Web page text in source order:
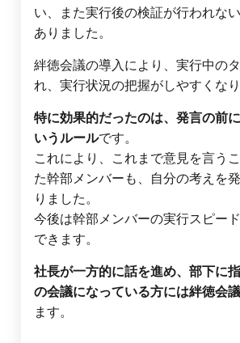
い、また実行後の検証が行われな
ありました。
絆徳会議の導入により、実行中の
れ、実行状況の把握がしやすくなり
特に効果的だったのは、発言の前
いうルールです。
これにより、これまで意見を言う
た幹部メンバーも、自分の考えを
りました。
今後は幹部メンバーの実行スピー
できます。
社長が一方的に話を進め、部下に
の会議になっている方には絆徳会
ます。